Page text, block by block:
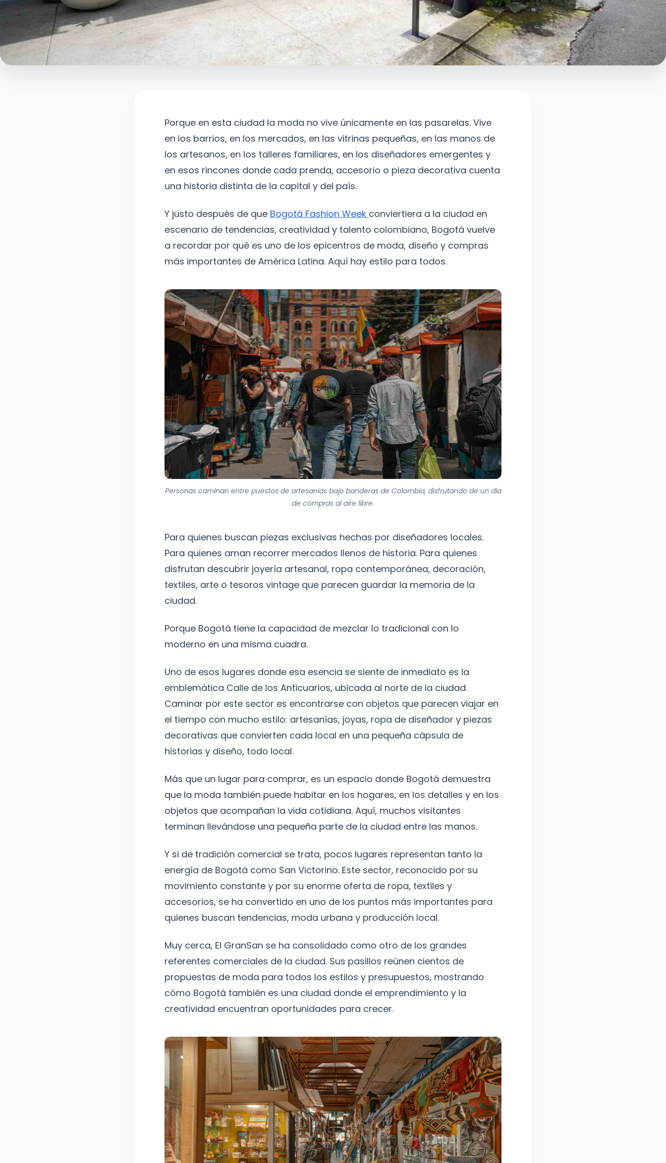
Porque en esta ciudad la moda no vive únicamente en las pasarelas. Vive
en los barrios, en los mercados, en las vitrinas pequeñas, en las manos de
los artesanos, en los talleres familiares, en los diseñadores emergentes y
en esos rincones donde cada prenda, accesorio o pieza decorativa cuenta
una historia distinta de la capital y del país.
Y justo después de que Bogotá Fashion Week conviertiera a la ciudad en
escenario de tendencias, creatividad y talento colombiano, Bogotá vuelve
a recordar por qué es uno de los epicentros de moda, diseño y compras
más importantes de América Latina. Aquí hay estilo para todos.
Personas caminan entre puestos de artesanías bajo banderas de Colombia, disfrutando de un día
de compras al aire libre.
Para quienes buscan piezas exclusivas hechas por diseñadores locales.
Para quienes aman recorrer mercados llenos de historia. Para quienes
disfrutan descubrir joyería artesanal, ropa contemporánea, decoración,
textiles, arte o tesoros vintage que parecen guardar la memoria de la
ciudad.
Porque Bogotá tiene la capacidad de mezclar lo tradicional con lo
moderno en una misma cuadra.
Uno de esos lugares donde esa esencia se siente de inmediato es la
emblemática Calle de los Anticuarios, ubicada al norte de la ciudad.
Caminar por este sector es encontrarse con objetos que parecen viajar en
el tiempo con mucho estilo: artesanías, joyas, ropa de diseñador y piezas
decorativas que convierten cada local en una pequeña cápsula de
historias y diseño, todo local.
Más que un lugar para comprar, es un espacio donde Bogotá demuestra
que la moda también puede habitar en los hogares, en los detalles y en los
objetos que acompañan la vida cotidiana. Aquí, muchos visitantes
terminan llevándose una pequeña parte de la ciudad entre las manos.
Y si de tradición comercial se trata, pocos lugares representan tanto la
energía de Bogotá como San Victorino. Este sector, reconocido por su
movimiento constante y por su enorme oferta de ropa, textiles y
accesorios, se ha convertido en uno de los puntos más importantes para
quienes buscan tendencias, moda urbana y producción local.
Muy cerca, El GranSan se ha consolidado como otro de los grandes
referentes comerciales de la ciudad. Sus pasillos reúnen cientos de
propuestas de moda para todos los estilos y presupuestos, mostrando
cómo Bogotá también es una ciudad donde el emprendimiento y la
creatividad encuentran oportunidades para crecer.